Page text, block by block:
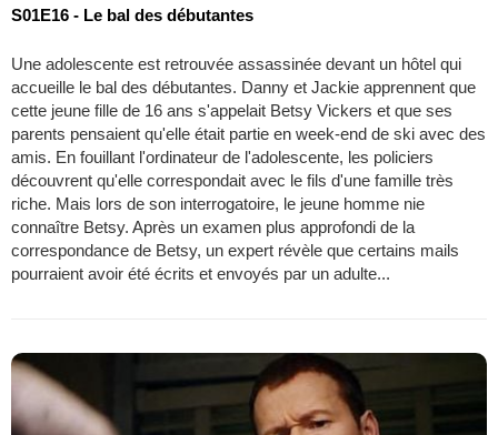
S01E16 - Le bal des débutantes
Une adolescente est retrouvée assassinée devant un hôtel qui
accueille le bal des débutantes. Danny et Jackie apprennent que
cette jeune fille de 16 ans s'appelait Betsy Vickers et que ses
parents pensaient qu'elle était partie en week-end de ski avec des
amis. En fouillant l'ordinateur de l'adolescente, les policiers
découvrent qu'elle correspondait avec le fils d'une famille très
riche. Mais lors de son interrogatoire, le jeune homme nie
connaître Betsy. Après un examen plus approfondi de la
correspondance de Betsy, un expert révèle que certains mails
pourraient avoir été écrits et envoyés par un adulte...